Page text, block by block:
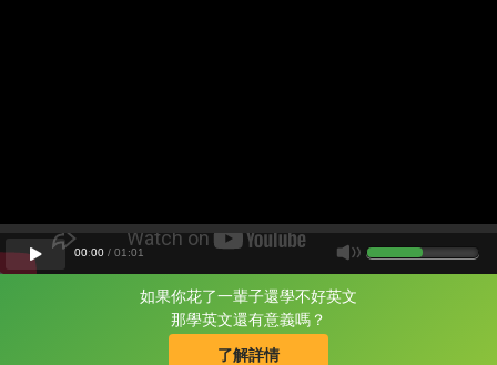
如果你花了一輩子還學不好英文
那學英文還有意義嗎？
了解詳情
片尾有
攻其不背
的品牌故事
00:00 / 01 :01